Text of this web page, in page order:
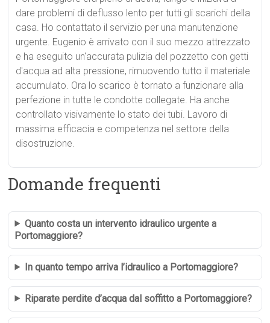
dare problemi di deflusso lento per tutti gli scarichi della
casa. Ho contattato il servizio per una manutenzione
urgente. Eugenio è arrivato con il suo mezzo attrezzato
e ha eseguito un'accurata pulizia del pozzetto con getti
d'acqua ad alta pressione, rimuovendo tutto il materiale
accumulato. Ora lo scarico è tornato a funzionare alla
perfezione in tutte le condotte collegate. Ha anche
controllato visivamente lo stato dei tubi. Lavoro di
massima efficacia e competenza nel settore della
disostruzione.
Domande frequenti
Quanto costa un intervento idraulico urgente a
Portomaggiore?
In quanto tempo arriva l’idraulico a Portomaggiore?
Riparate perdite d’acqua dal soffitto a Portomaggiore?